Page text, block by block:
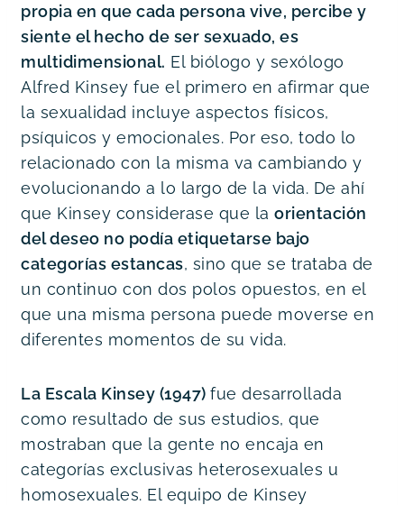
propia en que cada persona vive, percibe y
siente el hecho de ser sexuado, es
multidimensional. El biólogo y sexólogo
Alfred Kinsey fue el primero en afirmar que
la sexualidad incluye aspectos físicos,
psíquicos y emocionales. Por eso, todo lo
relacionado con la misma va cambiando y
evolucionando a lo largo de la vida. De ahí
que Kinsey considerase que la orientación
del deseo no podía etiquetarse bajo
categorías estancas, sino que se trataba de
un continuo con dos polos opuestos, en el
que una misma persona puede moverse en
diferentes momentos de su vida.
La Escala Kinsey (1947) fue desarrollada
como resultado de sus estudios, que
mostraban que la gente no encaja en
categorías exclusivas heterosexuales u
homosexuales. El equipo de Kinsey